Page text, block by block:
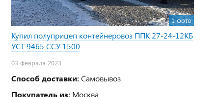
1 фото
Купил полуприцеп контейнеровоз ППК 27-24-12КБ
УСТ 9465 ССУ 1500
03 февраля 2023
Способ доставки:Самовывоз
Покупатель из: Москва